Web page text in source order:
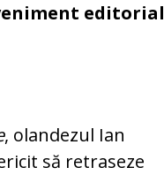
editorial
, olandezul Ian
să retraseze